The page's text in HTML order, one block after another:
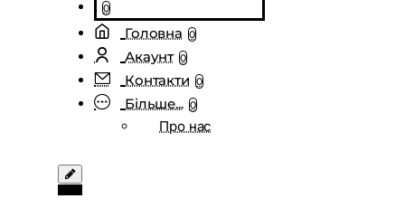
0
Головна 0
Акаунт 0
Контакти 0
Більше... 0
Про нас